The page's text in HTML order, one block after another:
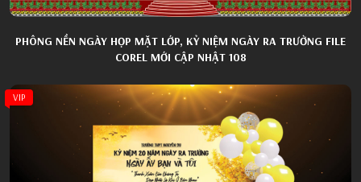
PHÔNG NỀN NGÀY HỌP MẶT LỚP, KỶ NIỆM NGÀY RA TRƯỜNG FILE
COREL MỚI CẬP NHẬT 108
VIP